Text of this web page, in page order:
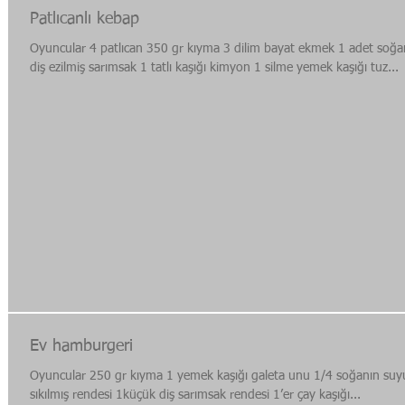
Patlıcanlı kebap
Oyuncular 4 patlıcan 350 gr kıyma 3 dilim bayat ekmek 1 adet
diş ezilmiş sarımsak 1 tatlı kaşığı kimyon 1 silme yemek kaşığı tuz...
Ev hamburgeri
Oyuncular 250 gr kıyma 1 yemek kaşığı galeta unu 1/4 soğanın
sıkılmış rendesi 1küçük diş sarımsak rendesi 1’er çay kaşığı...